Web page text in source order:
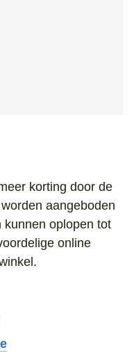
korting door de
aangeboden
kunnen oplopen tot
online